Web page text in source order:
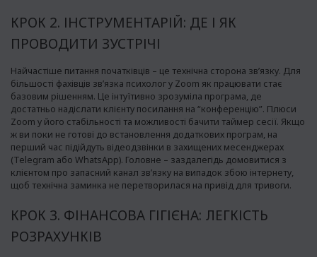
КРОК 2. ІНСТРУМЕНТАРІЙ: ДЕ І ЯК
ПРОВОДИТИ ЗУСТРІЧІ
Найчастіше питання початківців – це технічна сторона зв’язку. Для
більшості фахівців зв’язка психолог у Zoom як працювати стає
базовим рішенням. Це інтуїтивно зрозуміла програма, де
достатньо надіслати клієнту посилання на “конференцію”. Плюси
Zoom у його стабільності та можливості бачити таймер сесії. Якщо
ж ви поки не готові до встановлення додаткових програм, на
перший час підійдуть відеодзвінки в захищених месенджерах
(Telegram або WhatsApp). Головне – заздалегідь домовитися з
клієнтом про запасний канал зв’язку на випадок збою інтернету,
щоб технічна заминка не перетворилася на привід для тривоги.
КРОК 3. ФІНАНСОВА ГІГІЄНА: ЛЕГКІСТЬ
РОЗРАХУНКІВ